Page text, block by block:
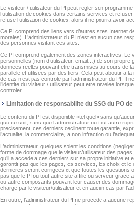
Le visiteur / utilisateur du PI peut regler son
l’utilisation de cookies dans certains services et
refuse l’utilisation de cookies, alors il ne pourra avoir
Ce PI comprend des liens vers d’autres sites Internet
morales). L’administrateur du PI n’est en aucun cas
des personnes visitant ces sites.
Ce PI comprend egalement des zones interactives. Le
personnelles (nom d’utilisateur, email…) de son
donnees reelles pouvant etre transmises au cours de
parallele et utilisees par des tiers. Cela peut aboutir a
de cas n’est pas controle par l’administrateur du PI. Il
l’identite du visiteur / utilisateur peut etre revelee
controler.
Limitation de responsabilite du SSG du PO
Le contenu du PI est disponible «tel quel» sans
que ce soit, sans que l’administrateur ou tout autre
precisement, ces derniers declinent toute garantie,
l’actualite, la commercialite, la non infraction ou
L’administrateur, quelques soient les conditions
forme de dommage que le visiteur/utilisateur des
qu’il a accede a ces derniers sur sa propre initiative et
garantit pas que les pages, les services, les choix et
dernieres seront corrigees et que toutes les questions
pas que le PI ou tout autre site affilie ou serveur grace
ou autre composants pouvant leur causer des
charge par le visiteur/utilisateur et en aucun cas par
En outre, l’administrateur du PI ne procede a aucune